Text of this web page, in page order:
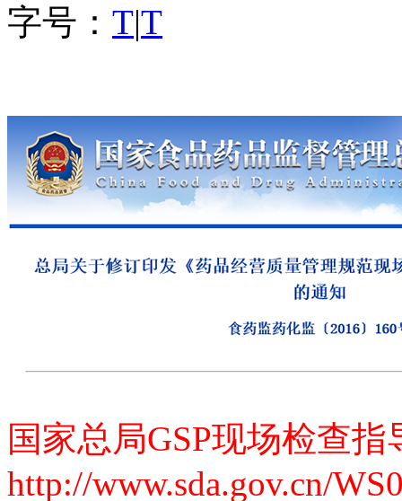
字号： T|T
国家总局GSP现场检查指
http://www.sda.gov.cn/